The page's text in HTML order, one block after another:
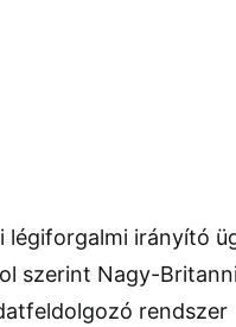
légiforgalmi irányító
szerint Nagy-
rendszer